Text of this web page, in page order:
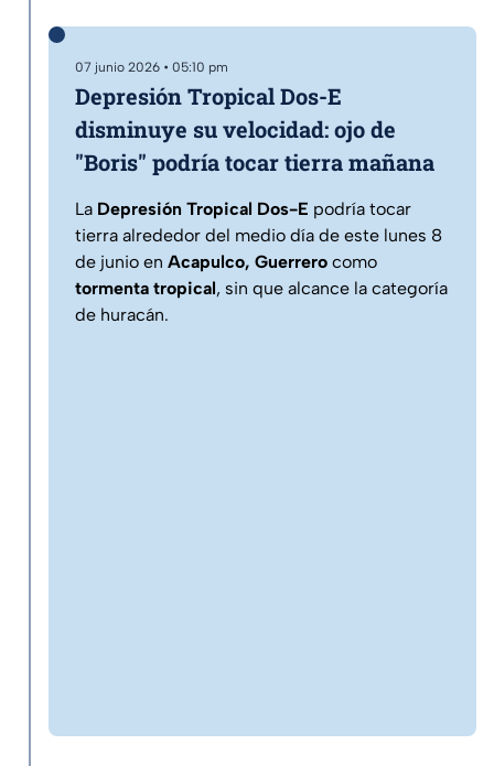
07 junio 2026 • 05:10 pm
Depresión Tropical Dos-E
disminuye su velocidad: ojo de
"Boris" podría tocar tierra mañana
La Depresión Tropical Dos-E podría tocar
tierra alrededor del medio día de este lunes 8
de junio en Acapulco, Guerrero como
tormenta tropical, sin que alcance la categoría
de huracán.